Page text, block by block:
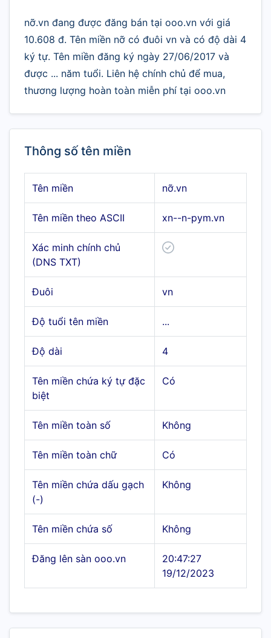
nỡ.vn đang được đăng bán tại ooo.vn với giá
10.608 đ. Tên miền nỡ có đuôi vn và có độ dài 4
ký tự. Tên miền đăng ký ngày 27/06/2017 và
được ... năm tuổi. Liên hệ chính chủ để mua,
thương lượng hoàn toàn miễn phí tại ooo.vn
Thông số tên miền
Tên miền nỡ.vn
Tên miền theo ASCII xn--n-pym.vn
Xác minh chính chủ
(DNS TXT)
Đuôi vn
Độ tuổi tên miền ...
Độ dài 4
Tên miền chứa ký tự đặc
biệt
Có
Tên miền toàn số Không
Tên miền toàn chữ Có
Tên miền chứa dấu gạch
(-)
Không
Tên miền chứa số Không
Đăng lên sàn ooo.vn
20:47:27
19/12/2023